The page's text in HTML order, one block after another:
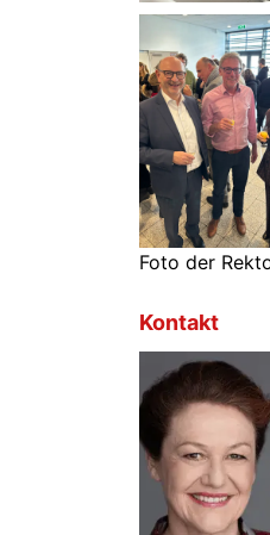
Foto der
Kontakt